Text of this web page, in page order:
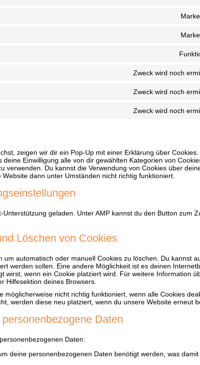
Zweck wird noch
Zweck wird noch
Zweck wird noch
zeigen wir dir ein Pop-Up mit einer Erklärung über
deine Einwilligung alle von dir gewählten Kategorien von
verwenden. Du kannst die Verwendung von Cookies über
dann unter Umständen nicht richtig funktioniert.
geladen. Unter AMP kannst du den Button zum
Löschen von Cookies
automatisch oder manuell Cookies zu löschen. Du kannst
werden sollen. Eine andere Möglichkeit ist es deinen
wirst, wenn ein Cookie platziert wird. Für weitere Information
Hilfesektion deines Browsers.
möglicherweise nicht richtig funktioniert, wenn alle Cookies
werden diese neu platziert, wenn du unsere Website erneut
Daten
Daten:
deine personenbezogenen Daten benötigt werden, was